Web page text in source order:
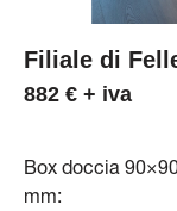
Filiale di
882 € + iva
Box doccia
mm: